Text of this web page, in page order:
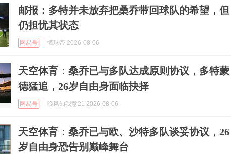
邮报：多特并未放弃把桑乔带回球队的希望，但
仍担忧其状态
网易号 懂球帝 2026-08-06
天空体育：桑乔已与多队达成原则协议，多特蒙
德猛追，26岁自由身面临抉择
网易号 晚风知我意21 2026-08-06
天空体育：桑乔已与欧、沙特多队谈妥协议，26
岁自由身恐告别巅峰舞台